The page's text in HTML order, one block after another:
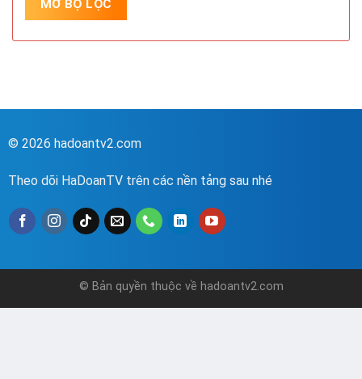
© 2026 hadoantv2.com
Theo dõi HaDoanTV trên các nền tảng sau nhé
© Bản quyền thuộc về hadoantv2.com